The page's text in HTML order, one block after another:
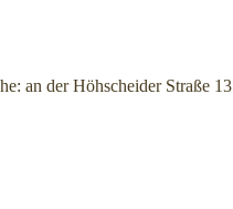
an der Höhscheider Straße